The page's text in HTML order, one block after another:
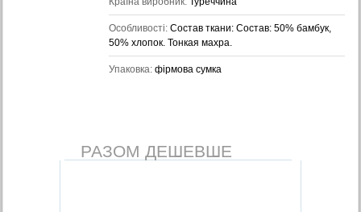
Особливості: Состав ткани: Состав: 50% бамбук,
50% хлопок. Тонкая махра.
Упаковка: фірмова сумка
РАЗОМ ДЕШЕВШЕ